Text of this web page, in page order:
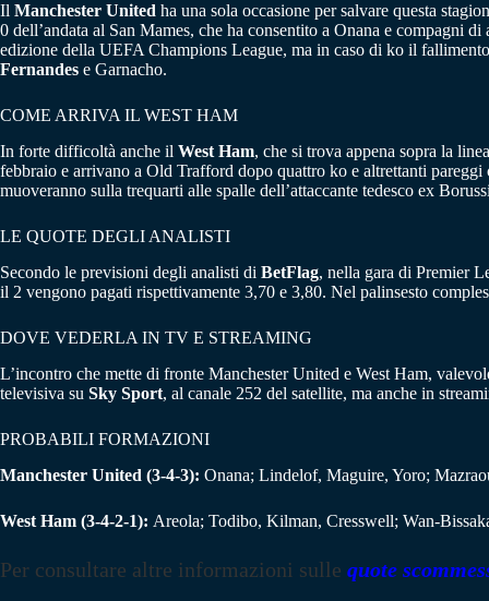
Il Manchester United ha una sola occasione per salvare questa
0 dell’andata al San Mames, che ha consentito a Onana e
edizione della UEFA Champions League, ma in caso di ko il
Fernandes e Garnacho.
COME ARRIVA IL WEST HAM
In forte difficoltà anche il West Ham, che si trova appena sopra la
febbraio e arrivano a Old Trafford dopo quattro ko e altrettanti
muoveranno sulla trequarti alle spalle dell’attaccante tedesco ex
LE QUOTE DEGLI ANALISTI
Secondo le previsioni degli analisti di BetFlag, nella gara di Premier
il 2 vengono pagati rispettivamente 3,70 e 3,80. Nel palinsesto
DOVE VEDERLA IN TV E STREAMING
L’incontro che mette di fronte Manchester United e West Ham,
televisiva su Sky Sport, al canale 252 del satellite, ma anche in
PROBABILI FORMAZIONI
Manchester United (3-4-3): Onana; Lindelof, Maguire, Yoro;
West Ham (3-4-2-1): Areola; Todibo, Kilman, Cresswell; Wan-
Per consultare altre informazioni sulle quote